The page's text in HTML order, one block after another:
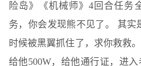
险岛》《机械师》4回合任务
务，你会发现熊不见了。 其实
时候被黑翼抓住了，求你救救
给他500W，给他通行证，进入